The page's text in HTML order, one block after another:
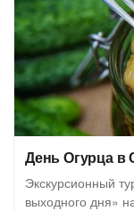
День Огурца в
Экскурсионный
выходного дня»